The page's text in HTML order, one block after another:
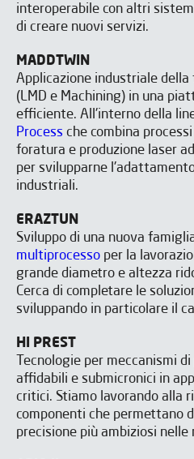
interoperabile con altri
di creare nuovi servizi.
MADDTWIN
Applicazione industriale
(LMD e Machining) in una
efficiente. All'interno della
Process che combina
foratura e produzione laser
per svilupparne
industriali.
ERAZTUN
Sviluppo di una nuova
multiprocesso per la
grande diametro e altezza
Cerca di completare le
sviluppando in particolare il
HI PREST
Tecnologie per meccanismi
affidabili e submicronici in
critici. Stiamo lavorando alla
componenti che permettano
precisione più ambiziosi nelle